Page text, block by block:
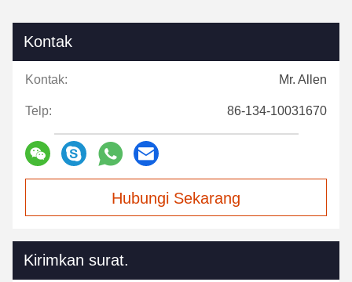
Kontak
Kontak: Mr. Allen
Telp: 86-134-10031670
Hubungi Sekarang
Kirimkan surat.